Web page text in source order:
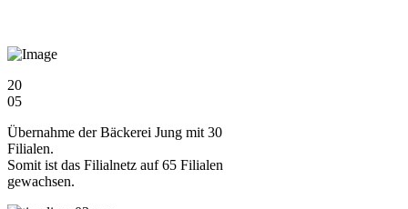
20
05
Übernahme der Bäckerei Jung mit 30
Filialen.
Somit ist das Filialnetz auf 65 Filialen
gewachsen.